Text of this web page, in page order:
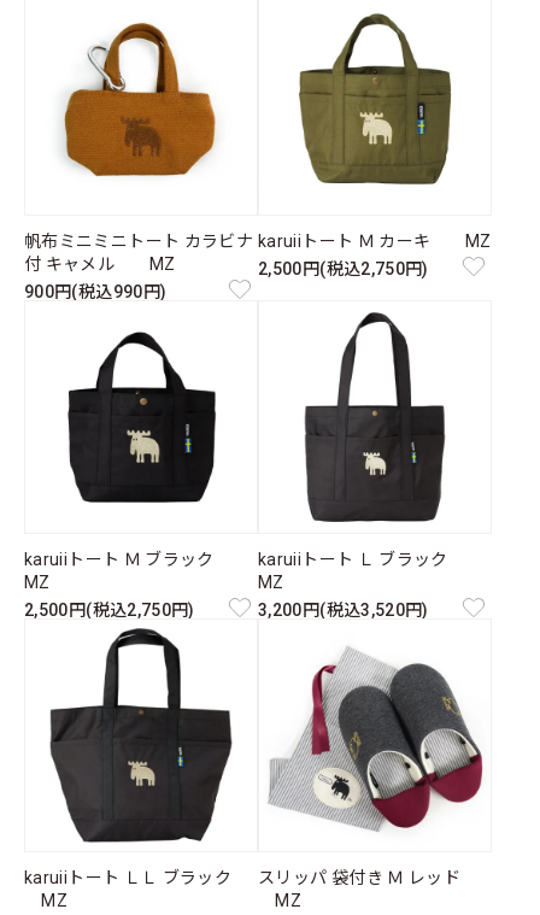
帆布ミニミニトート カラビナ
付 キャメル MZ
900円(税込990円)
karuiiトート Ｍ カーキ MZ
2,500円(税込2,750円)
karuiiトート Ｍ ブラック
MZ
2,500円(税込2,750円)
karuiiトート Ｌ ブラック
MZ
3,200円(税込3,520円)
karuiiトート ＬＬ ブラック
MZ
スリッパ 袋付き Ｍ レッド
MZ